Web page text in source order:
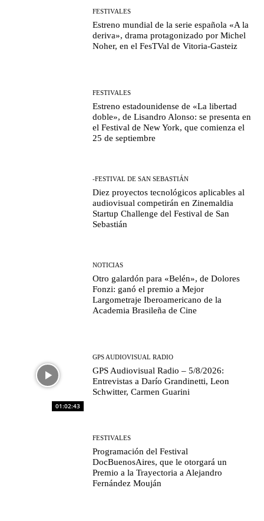
FESTIVALES
Estreno mundial de la serie española «A la
deriva», drama protagonizado por Michel
Noher, en el FesTVal de Vitoria-Gasteiz
FESTIVALES
Estreno estadounidense de «La libertad
doble», de Lisandro Alonso: se presenta en
el Festival de New York, que comienza el
25 de septiembre
-FESTIVAL DE SAN SEBASTIÁN
Diez proyectos tecnológicos aplicables al
audiovisual competirán en Zinemaldia
Startup Challenge del Festival de San
Sebastián
NOTICIAS
Otro galardón para «Belén», de Dolores
Fonzi: ganó el premio a Mejor
Largometraje Iberoamericano de la
Academia Brasileña de Cine
01:02:43
GPS AUDIOVISUAL RADIO
GPS Audiovisual Radio – 5/8/2026:
Entrevistas a Darío Grandinetti, Leon
Schwitter, Carmen Guarini
FESTIVALES
Programación del Festival
DocBuenosAires, que le otorgará un
Premio a la Trayectoria a Alejandro
Fernández Mouján